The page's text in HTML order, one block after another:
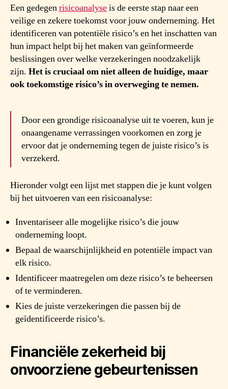
Een gedegenrisicoanalyseis de eerste stap naar een
veilige en zekere toekomst voor jouw onderneming. Het
identificeren van potentiële risico’s en het inschatten van
hun impact helpt bij het maken van geïnformeerde
beslissingen over welke verzekeringen noodzakelijk
zijn. Het is cruciaal om niet alleen de huidige, maar
ook toekomstige risico’s in overweging te nemen.
Door een grondige risicoanalyse uit te voeren, kun je
onaangename verrassingen voorkomen en zorg je
ervoor dat je onderneming tegen de juiste risico’s is
verzekerd.
Hieronder volgt een lijst met stappen die je kunt volgen
bij het uitvoeren van een risicoanalyse:
Inventariseer alle mogelijke risico’s die jouw
onderneming loopt.
Bepaal de waarschijnlijkheid en potentiële impact van
elk risico.
Identificeer maatregelen om deze risico’s te beheersen
of te verminderen.
Kies de juiste verzekeringen die passen bij de
geïdentificeerde risico’s.
Financiële zekerheid bij
onvoorziene gebeurtenissen